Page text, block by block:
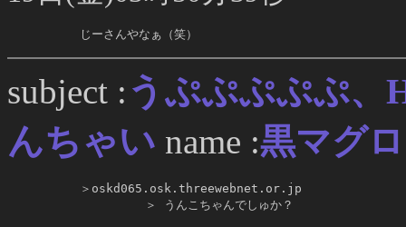
     じーさんやなぁ（笑）
subject : うぷぷぷぷぷ、
んちゃい name :黒マグ
     ＞oskd065.osk.threewebnet.or.jp
              ＞ うんこちゃんでしゅか？